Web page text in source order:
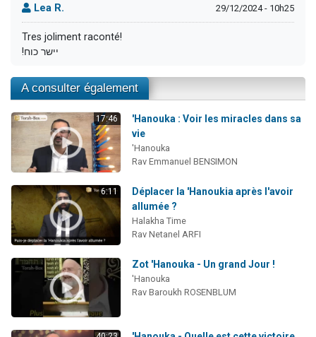
Lea R. 29/12/2024 - 10h25
Tres joliment raconté!
!יישר כוח
A consulter également
17:46
'Hanouka : Voir les miracles dans sa
vie
'Hanouka
Rav Emmanuel BENSIMON
6:11
Déplacer la 'Hanoukia après l'avoir
allumée ?
Halakha Time
Rav Netanel ARFI
Zot 'Hanouka - Un grand Jour !
'Hanouka
Rav Baroukh ROSENBLUM